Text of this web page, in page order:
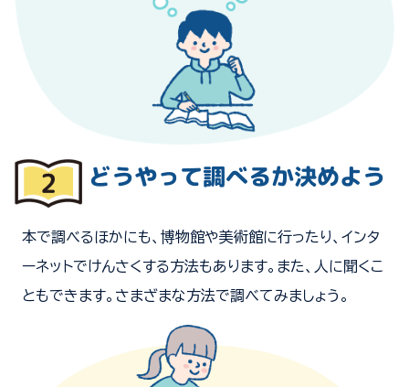
どうやって調べるか決めよう
本で調べるほかにも、博物館や美術館に行ったり、インタ
ーネットでけんさくする方法もあります。また、人に聞くこ
ともできます。さまざまな方法で調べてみましょう。